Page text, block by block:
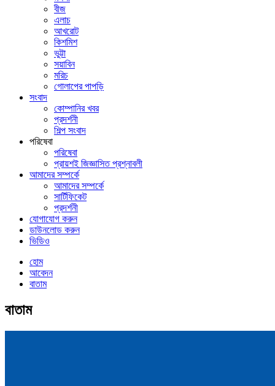
বীজ
এলাচ
আখরোট
কিশমিশ
ভুট্টা
সয়াবিন
মরিচ
গোলাপের পাপড়ি
সংবাদ
কোম্পানির খবর
প্রদর্শনী
শিল্প সংবাদ
পরিষেবা
পরিষেবা
প্রায়শই জিজ্ঞাসিত প্রশ্নাবলী
আমাদের সম্পর্কে
আমাদের সম্পর্কে
সার্টিফিকেট
প্রদর্শনী
যোগাযোগ করুন
ডাউনলোড করুন
ভিডিও
হোম
আবেদন
বাতাম
বাতাম